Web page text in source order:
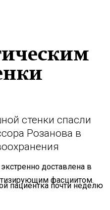
стенки спасли
Розанова в
доставлена в
фасциитом.
пациентка почти неделю